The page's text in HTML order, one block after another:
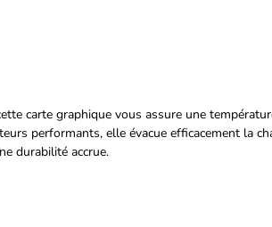
carte graphique vous assure une
performants, elle évacue efficacement la
durabilité accrue.